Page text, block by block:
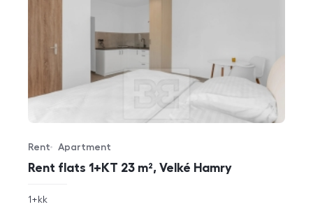
Rent flats 1+KT 23 m², Velké Hamry
Offer type
Rent
Property type
Apartment
rozměry
1+kk